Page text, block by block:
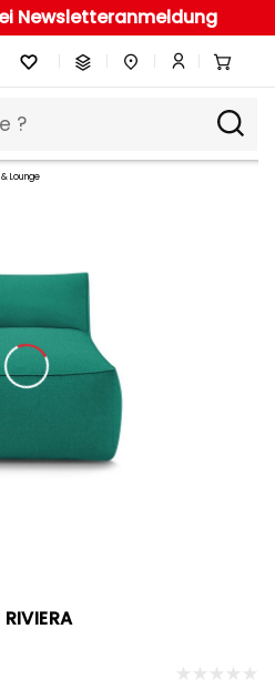
Newsletteranmeldung
Lounge